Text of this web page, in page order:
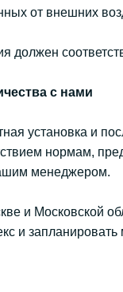
от внешних
должен
с нами
установка и
нормам,
менеджером.
и Московской
и